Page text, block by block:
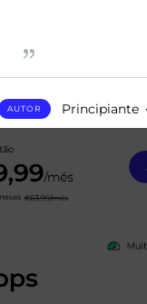
AUTOR Principiante